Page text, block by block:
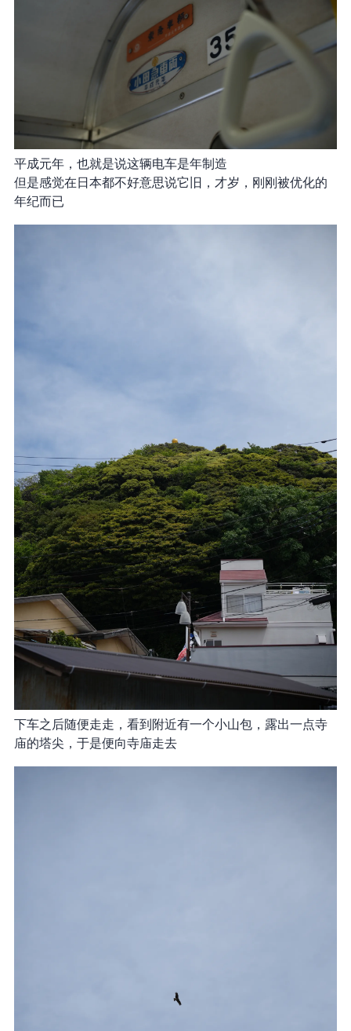
平成元年，也就是说这辆电车是 1989 年制造
但是感觉在日本都不好意思说它旧，才 36 岁，刚刚被优化的
年纪而已
下车之后随便走走，看到附近有一个小山包，露出一点寺
庙的塔尖，于是便向寺庙走去